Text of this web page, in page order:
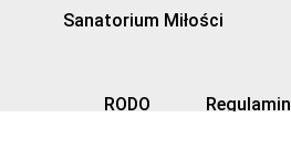
Sanatorium Miłości
RODO Regulamin